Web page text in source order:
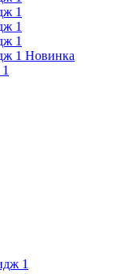
Новинка